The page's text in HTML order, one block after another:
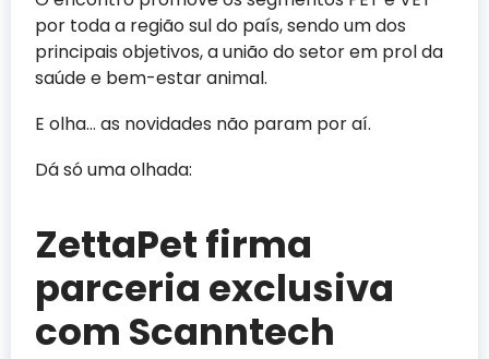
por toda a região sul do país, sendo um dos
principais objetivos, a união do setor em prol da
saúde e bem-estar animal.
E olha… as novidades não param por aí.
Dá só uma olhada:
ZettaPet firma
parceria exclusiva
com Scanntech